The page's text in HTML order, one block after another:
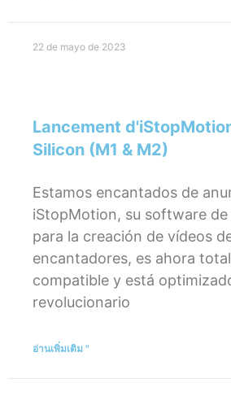
22 de mayo de 2023
Lancement
Silicon (M1 & M2)
Estamos encantados de
iStopMotion, su software
para la creación de vídeos
encantadores, es ahora
compatible y está
revolucionario
อ่านเพิ่มเติม "